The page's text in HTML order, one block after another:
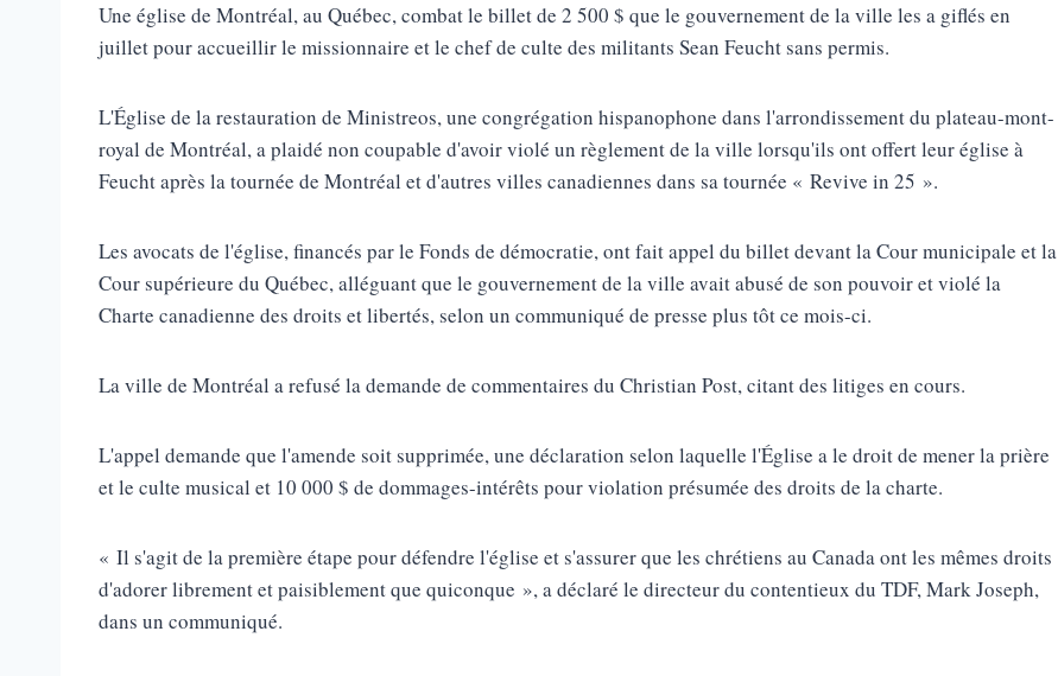
Une église de Montréal, au Québec, combat le billet de 2 500 $ que le gouvernement de la ville les a giflés en
juillet pour accueillir le missionnaire et le chef de culte des militants Sean Feucht sans permis.
L'Église de la restauration de Ministreos, une congrégation hispanophone dans l'arrondissement du plateau-mont-
royal de Montréal, a plaidé non coupable d'avoir violé un règlement de la ville lorsqu'ils ont offert leur église à
Feucht après la tournée de Montréal et d'autres villes canadiennes dans sa tournée « Revive in 25 ».
Les avocats de l'église, financés par le Fonds de démocratie, ont fait appel du billet devant la Cour municipale et la
Cour supérieure du Québec, alléguant que le gouvernement de la ville avait abusé de son pouvoir et violé la
Charte canadienne des droits et libertés, selon un communiqué de presse plus tôt ce mois-ci.
La ville de Montréal a refusé la demande de commentaires du Christian Post, citant des litiges en cours.
L'appel demande que l'amende soit supprimée, une déclaration selon laquelle l'Église a le droit de mener la prière
et le culte musical et 10 000 $ de dommages-intérêts pour violation présumée des droits de la charte.
« Il s'agit de la première étape pour défendre l'église et s'assurer que les chrétiens au Canada ont les mêmes droits
d'adorer librement et paisiblement que quiconque », a déclaré le directeur du contentieux du TDF, Mark Joseph,
dans un communiqué.